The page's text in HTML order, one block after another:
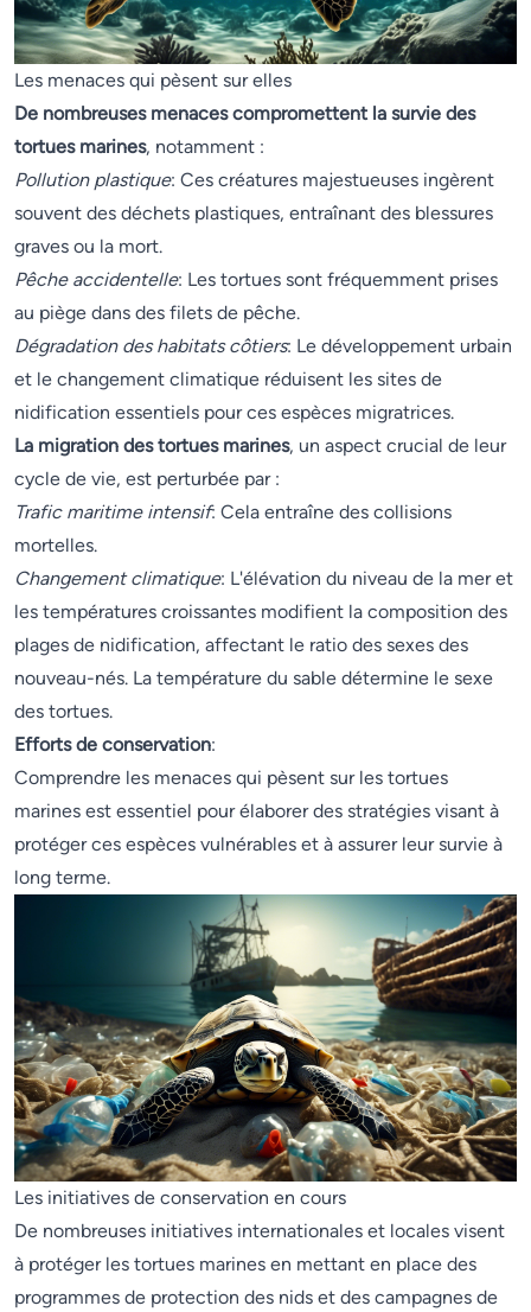
Les menaces qui pèsent sur elles
De nombreuses menaces compromettent la survie des
tortues marines, notamment :
Pollution plastique: Ces créatures majestueuses ingèrent
souvent des déchets plastiques, entraînant des blessures
graves ou la mort.
Pêche accidentelle: Les tortues sont fréquemment prises
au piège dans des filets de pêche.
Dégradation des habitats côtiers: Le développement urbain
et le changement climatique réduisent les sites de
nidification essentiels pour ces espèces migratrices.
La migration des tortues marines, un aspect crucial de leur
cycle de vie, est perturbée par :
Trafic maritime intensif: Cela entraîne des collisions
mortelles.
Changement climatique: L'élévation du niveau de la mer et
les températures croissantes modifient la composition des
plages de nidification, affectant le ratio des sexes des
nouveau-nés. La température du sable détermine le sexe
des tortues.
Efforts de conservation:
Comprendre les menaces qui pèsent sur les tortues
marines est essentiel pour élaborer des stratégies visant à
protéger ces espèces vulnérables et à assurer leur survie à
long terme.
Les initiatives de conservation en cours
De nombreuses initiatives internationales et locales visent
à protéger les tortues marines en mettant en place des
programmes de protection des nids et des campagnes de